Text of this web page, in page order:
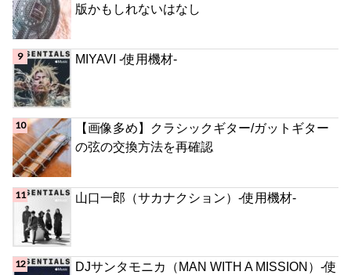
版かもしれないはなし
MIYAVI -使用機材-
【画像多め】クラシックギター/ガットギター
の弦の交換方法を再確認
山口一郎（サカナクション）-使用機材-
DJサンタモニカ（MAN WITH A MISSION）-使